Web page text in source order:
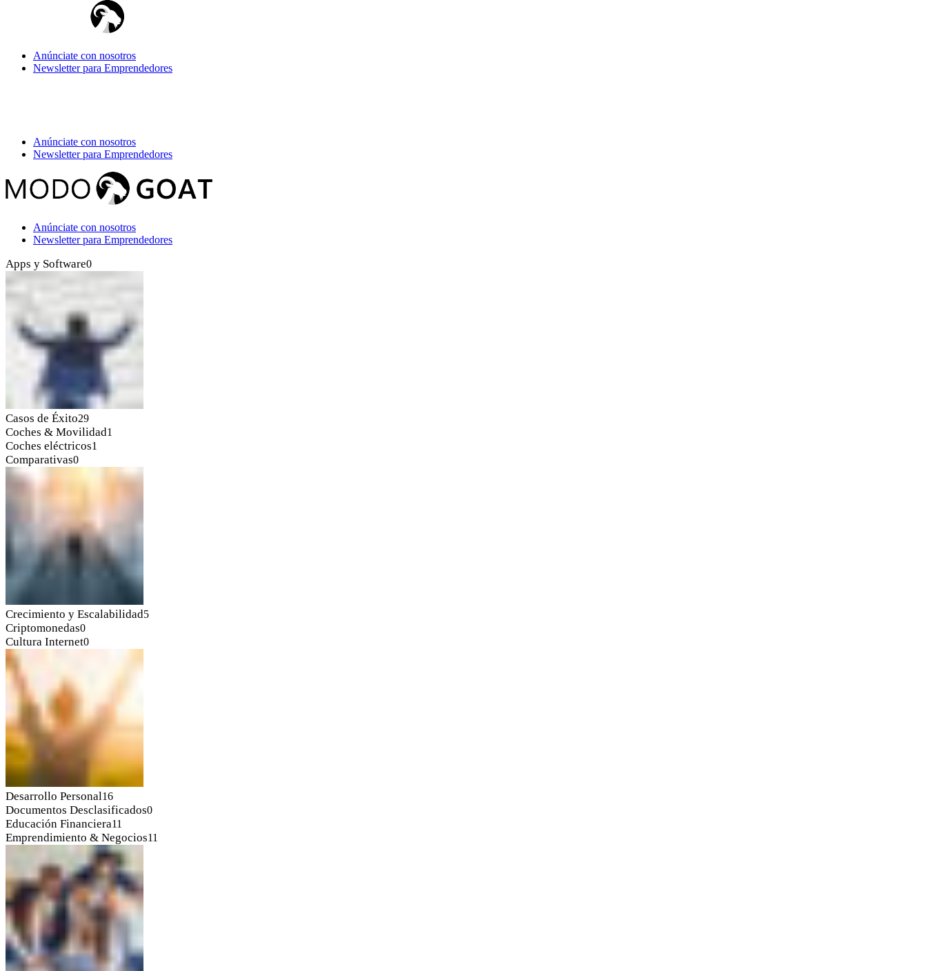
Anúnciate con nosotros
Newsletter para Emprendedores
Anúnciate con nosotros
Newsletter para Emprendedores
Anúnciate con nosotros
Newsletter para Emprendedores
Apps y Software0
Casos de Éxito29
Coches & Movilidad1
Coches eléctricos1
Comparativas0
Crecimiento y Escalabilidad5
Criptomonedas0
Cultura Internet0
Desarrollo Personal16
Documentos Desclasificados0
Educación Financiera11
Emprendimiento & Negocios11